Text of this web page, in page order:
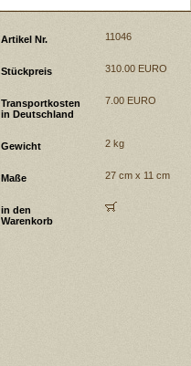
Artikel Nr. 11046
Stückpreis 310.00 EURO
Transportkosten
in Deutschland
7.00 EURO
Gewicht 2 kg
Maße 27 cm x 11 cm
in den
Warenkorb